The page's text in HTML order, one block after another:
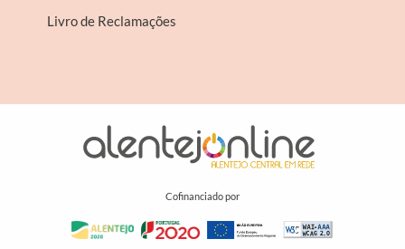
Livro de Reclamações
Cofinanciado por